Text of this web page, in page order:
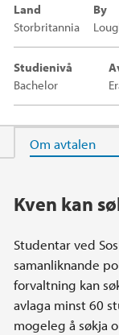
Land
Storbritannia
By
Studienivå
Bachelor
Hovedinnhold
Kven kan
Studentar ved
samanliknande
forvaltning kan
avlaga minst 60
mogeleg å søkja